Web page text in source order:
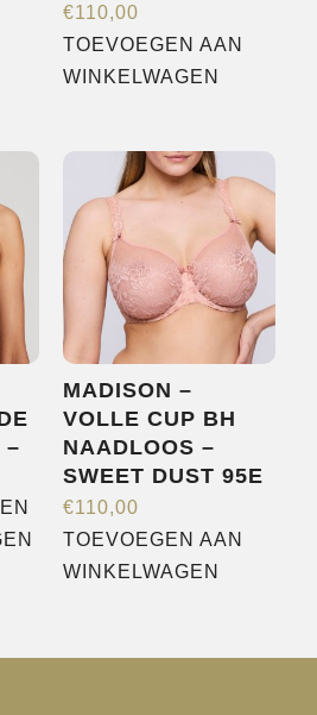
€110,00
TOEVOEGEN AAN
WINKELWAGEN
–
MADISON –
VOLLE CUP BH
NAADLOOS –
SWEET DUST 95E
€110,00
TOEVOEGEN AAN
WINKELWAGEN